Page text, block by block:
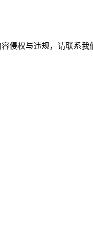
权与违规，请联系我